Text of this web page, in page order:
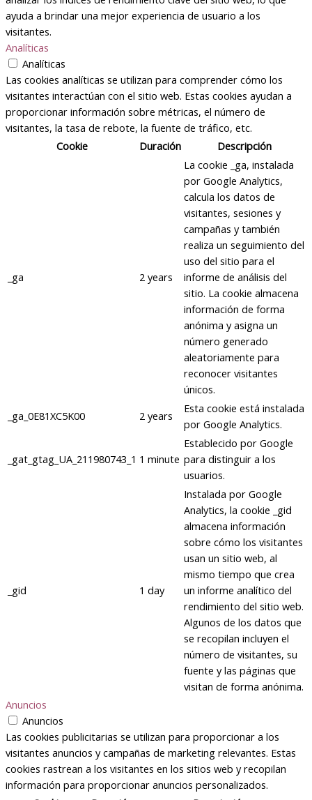
ayuda a brindar una mejor experiencia de usuario a los
visitantes.
Analíticas
Analíticas
Las cookies analíticas se utilizan para comprender cómo los
visitantes interactúan con el sitio web. Estas cookies ayudan a
proporcionar información sobre métricas, el número de
visitantes, la tasa de rebote, la fuente de tráfico, etc.
Cookie
Duración Descripción
_ga 2 years
La cookie _ga, instalada
por Google Analytics,
calcula los datos de
visitantes, sesiones y
campañas y también
realiza un seguimiento del
uso del sitio para el
informe de análisis del
sitio. La cookie almacena
información de forma
anónima y asigna un
número generado
aleatoriamente para
reconocer visitantes
únicos.
_ga_0E81XC5K00
2 years
Esta cookie está instalada
por Google Analytics.
_gat_gtag_UA_211980743_1 1 minute
Establecido por Google
para distinguir a los
usuarios.
_gid 1 day
Instalada por Google
Analytics, la cookie _gid
almacena información
sobre cómo los visitantes
usan un sitio web, al
mismo tiempo que crea
un informe analítico del
rendimiento del sitio web.
Algunos de los datos que
se recopilan incluyen el
número de visitantes, su
fuente y las páginas que
visitan de forma anónima.
Anuncios
Anuncios
Las cookies publicitarias se utilizan para proporcionar a los
visitantes anuncios y campañas de marketing relevantes. Estas
cookies rastrean a los visitantes en los sitios web y recopilan
información para proporcionar anuncios personalizados.